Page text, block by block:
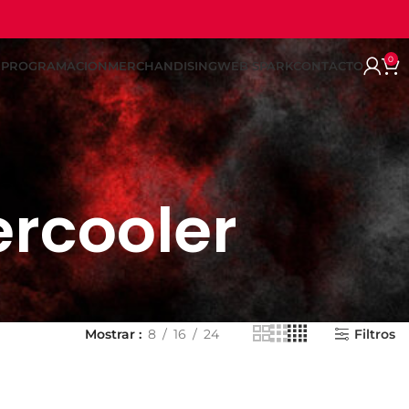
MERCHANDISINGWEB SPARK CONTACTO 0
Mostrar 8 16 24 Filtros